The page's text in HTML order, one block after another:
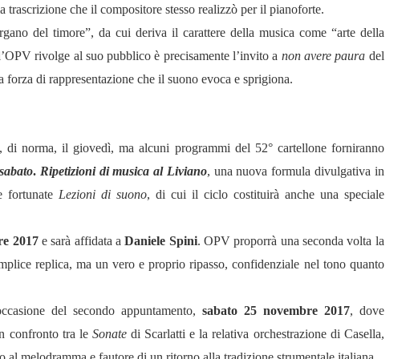
trascrizione che il compositore stesso realizzò per il pianoforte.
del timore”, da cui deriva il carattere della musica come “arte della
rivolge al suo pubblico è precisamente l’invito a non avere paura del
forza di rappresentazione che il suono evoca e sprigiona.
di norma, il giovedì, ma alcuni programmi del 52° cartellone forniranno
. Ripetizioni di musica al Liviano, una nuova formula divulgativa in
fortunate Lezioni di suono, di cui il ciclo costituirà anche una speciale
2017e sarà affidata aDaniele Spini. OPV proporrà una seconda volta la
replica, ma un vero e proprio ripasso, confidenziale nel tono quanto
del secondo appuntamento, sabato 25 novembre 2017, dove
confronto tra le Sonate di Scarlatti e la relativa orchestrazione di Casella,